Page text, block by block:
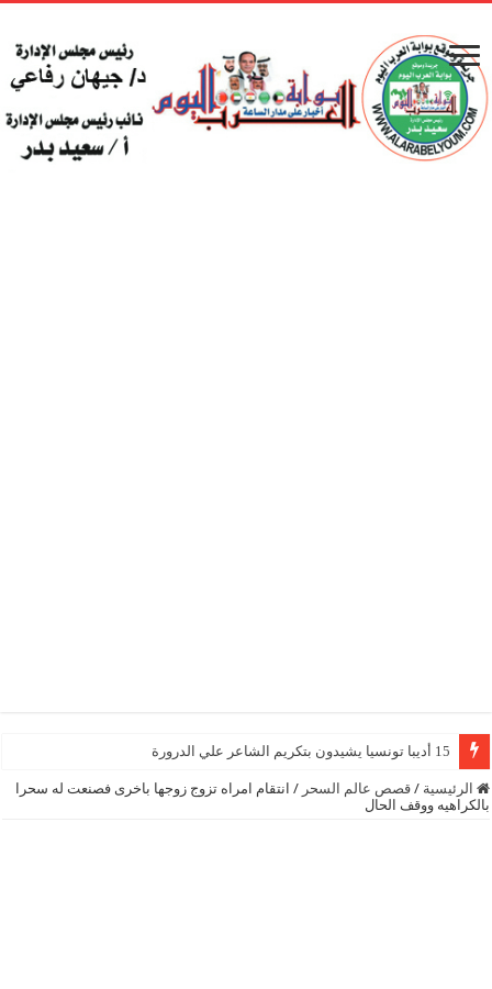
15 أديبا تونسيا يشيدون بتكريم الشاعر علي الدرورة
الرئيسية / قصص عالم السحر /
انتقام امراه تزوج زوجها باخرى فصنعت له سحرا
بالكراهيه ووقف الحال